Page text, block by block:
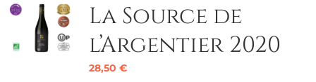
La Source de
l’Argentier 2020
28,50 €